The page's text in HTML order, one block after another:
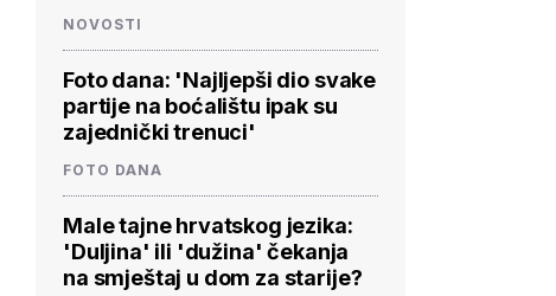
NOVOSTI
Foto dana: 'Najljepši dio svake
partije na boćalištu ipak su
zajednički trenuci'
FOTO DANA
Male tajne hrvatskog jezika:
'Duljina' ili 'dužina' čekanja
na smještaj u dom za starije?